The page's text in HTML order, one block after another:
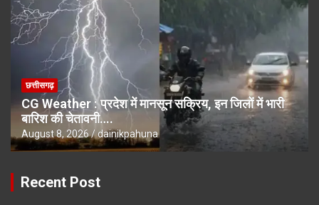
छत्तीसगढ़
CG Weather : प्रदेश में मानसून सक्रिय, इन जिलों में भारी
बारिश की चेतावनी….
August 8, 2026 dainikpahuna
Recent Post